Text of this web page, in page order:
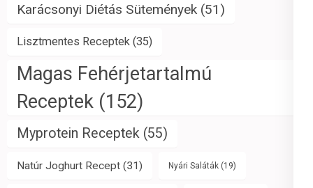
Karácsonyi Diétás Sütemények (51)
Lisztmentes Receptek (35)
Magas Fehérjetartalmú
Receptek (152)
Myprotein Receptek (55)
Natúr Joghurt Recept (31) Nyári Saláták (19)